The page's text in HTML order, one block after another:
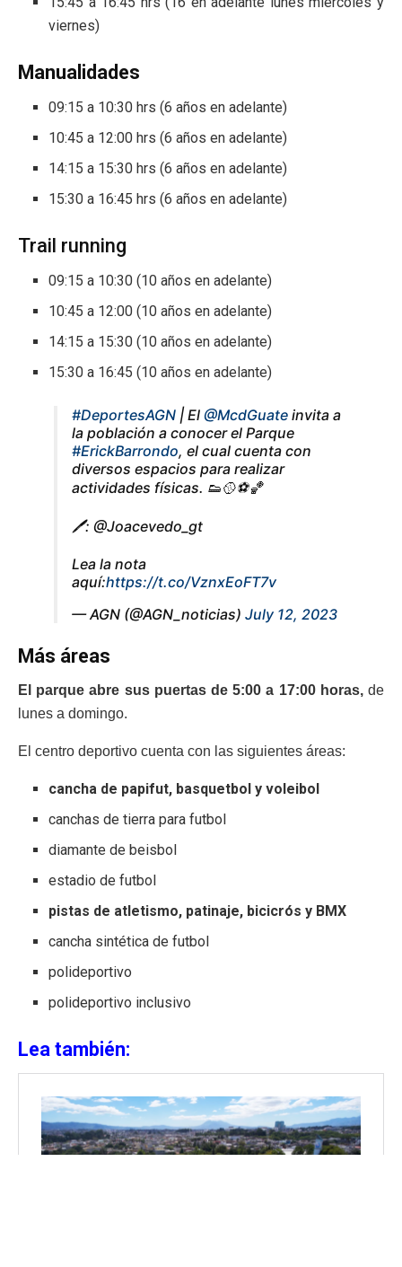
viernes)
Manualidades
09:15 a 10:30 hrs (6 años en adelante)
10:45 a 12:00 hrs (6 años en adelante)
14:15 a 15:30 hrs (6 años en adelante)
15:30 a 16:45 hrs (6 años en adelante)
Trail running
09:15 a 10:30 (10 años en adelante)
10:45 a 12:00 (10 años en adelante)
14:15 a 15:30 (10 años en adelante)
15:30 a 16:45 (10 años en adelante)
#DeportesAGN | El @McdGuate invita a
la población a conocer el Parque
#ErickBarrondo, el cual cuenta con
diversos espacios para realizar
actividades físicas. 👟🥎⚽️🏀
🖊️: @Joacevedo_gt
Lea la nota
aquí:https://t.co/VznxEoFT7v
— AGN (@AGN_noticias) July 12, 2023
Más áreas
El parque abre sus puertas de 5:00 a 17:00 horas,de
lunes a domingo.
El centro deportivo cuenta con las siguientes áreas:
cancha de papifut, basquetbol y voleibol
canchas de tierra para futbol
diamante de beisbol
estadio de futbol
pistas de atletismo, patinaje, bicicrós y BMX
cancha sintética de futbol
polideportivo
polideportivo inclusivo
Lea también: